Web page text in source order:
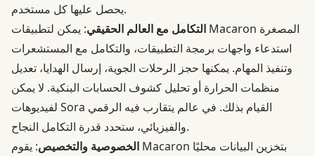
يحصل عليها كل مستخدم.
التكامل مع العالم الحقيقي: يمكن لتطبيقات Macaron المصغرة
استدعاء واجهات برمجة التطبيقات، والتكامل مع المستشعرات
وتنفيذ المهام. يمكنها حجز الرحلات الجوية، إرسال الهدايا، تعديل
منظمات الحرارة أو تحليل كشوف الحسابات البنكية. لا يمكن
لفيديوهات Sora القيام بذلك. في عالم يتقارب فيه الرقمي
والفيزيائي، ستحدد قدرة التكامل النجاح.
الخصوصية والتخصيص: يقوم Macaron بتخزين البيانات محليًا